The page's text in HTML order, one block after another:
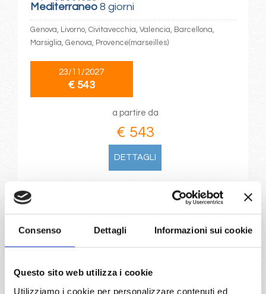
Consenso Dettagli Informazioni sui cookie
Questo sito web utilizza i cookie
Utilizziamo i cookie per personalizzare contenuti ed
Mediterraneo8 giorni
Genova, Livorno, Civitavecchia, Valencia, Barcellona,
Marsiglia, Genova, Provence(marseilles)
23/11/2027
€ 543
a partire da
€ 543
DETTAGLI
Mediterraneo8 giorni
MSC Lirica
Genova, Livorno, Civitavecchia, Valencia, Barcellona,